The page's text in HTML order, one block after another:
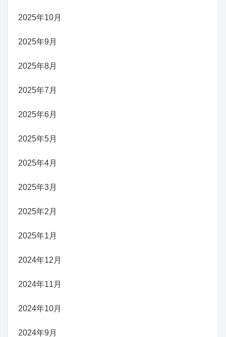
2025年10月
2025年9月
2025年8月
2025年7月
2025年6月
2025年5月
2025年4月
2025年3月
2025年2月
2025年1月
2024年12月
2024年11月
2024年10月
2024年9月